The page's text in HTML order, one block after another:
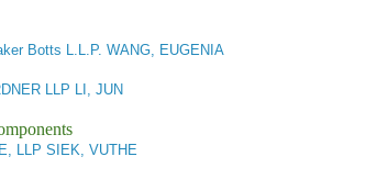
Botts L.L.P. WANG, EUGENIA
LLP LI, JUN
LLP SIEK, VUTHE